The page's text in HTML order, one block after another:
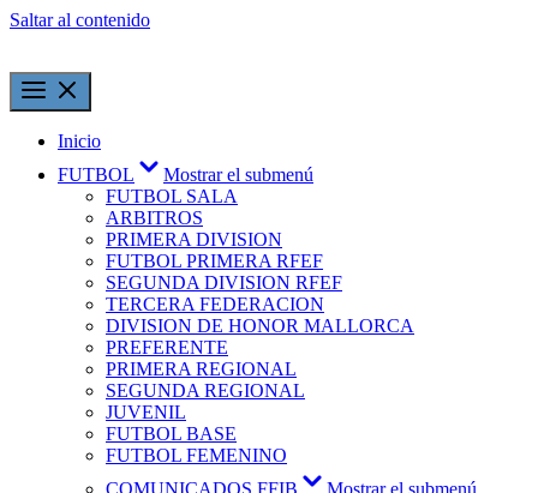
Saltar al contenido
Inicio
FUTBOL
Mostrar el submenú
FUTBOL SALA
ARBITROS
PRIMERA DIVISION
FUTBOL PRIMERA RFEF
SEGUNDA DIVISION RFEF
TERCERA FEDERACION
DIVISION DE HONOR MALLORCA
PREFERENTE
PRIMERA REGIONAL
SEGUNDA REGIONAL
JUVENIL
FUTBOL BASE
FUTBOL FEMENINO
COMUNICADOS FFIB
Mostrar el submenú